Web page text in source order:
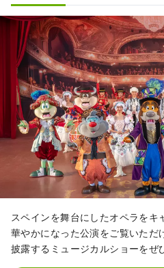
スペインを舞台にしたオペラをキ
華やかになった公演をご覧いただ
披露するミュージカルショーをぜ